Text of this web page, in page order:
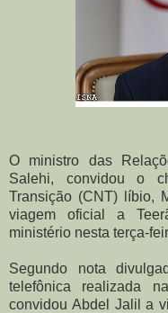
O ministro das
Salehi, convidou o
Transição (CNT) líbio,
viagem oficial a
ministério nesta terça-
Segundo nota
telefônica realizada
convidou Abdel Jalil a